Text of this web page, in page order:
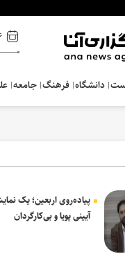
۱۶
دانشگاه فرهنگ‌ جامعه
پیاده‌روی اربعین؛ یک
آیینی پویا و بی‌کارگردان